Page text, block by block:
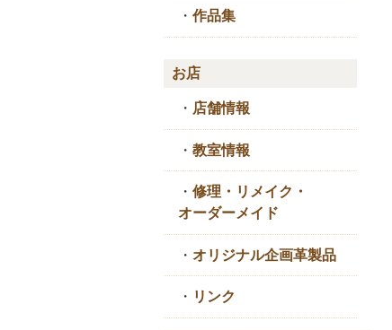
・ 作品集
お店
・ 店舗情報
・ 教室情報
・ 修理・リメイク・
オーダーメイド
・ オリジナル企画革製品
・ リンク